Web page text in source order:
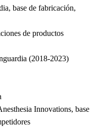
base de fabricación,
de productos
(2018-2023)
Innovations, base